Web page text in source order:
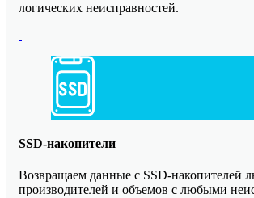
логических неисправностей.
SSD-накопители
Возвращаем данные с SSD-накопителей
производителей и объемов с любыми